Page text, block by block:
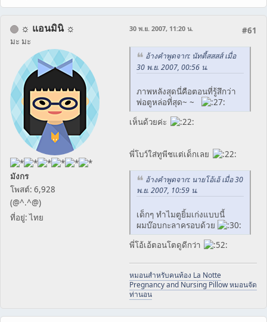
☼ แอนมินิ ☼
มะ มะ
มังกร
โพสต์: 6,928
(@^.^@)
ที่อยู่: ไทย
#61
30 พ.ย. 2007, 11:20 น.
อ้างคำพูดจาก: นัทตี้สสสส์ เมื่อ
30 พ.ย. 2007, 00:56 น.
ภาพหลังสุดนี่คือตอนที่รู้สึกว่า
พ่อตูหล่อที่สุด~ ~
เห็นด้วยค่ะ
พี่โบว์ใส่ทูพีชแต่เด็กเลย
อ้างคำพูดจาก: นายโอ้เอ้ เมื่อ 30
พ.ย. 2007, 10:59 น.
เด็กๆ ทำไมตูยิ้มเก่งแบบนี้
ผมบ๊อบกะลาครอบด้วย
พี่โอ้เอ้ตอนโตดูดีกว่า
หมอนสำหรับคนท้อง La Notte
Pregnancy and Nursing Pillow หมอนจัด
ท่านอน